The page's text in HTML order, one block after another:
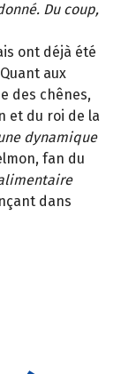
Du coup,
ont déjà été
aux
des chênes,
et du roi de la
dynamique
, fan du
dans